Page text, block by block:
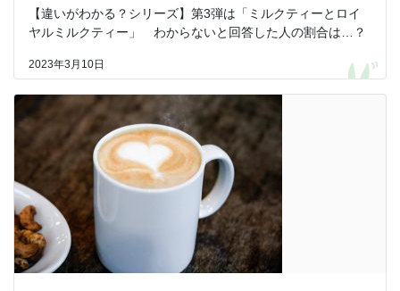
【違いがわかる？シリーズ】第3弾は「ミルクティーとロイ
ヤルミルクティー」 わからないと回答した人の割合は…？
2023年3月10日